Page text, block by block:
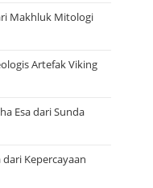
Makhluk Mitologi
Artefak Viking
Esa dari Sunda
Kepercayaan